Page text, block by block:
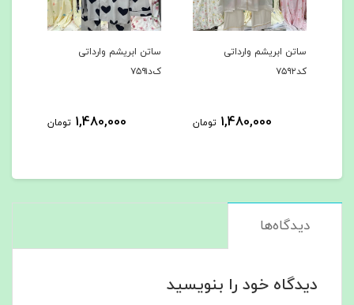
ساتن ابریشم وارداتی
1,480,000 تومان
ساتن ابریشم وارداتی
1,480,000 تومان
دیدگاه‌ها
دیدگاه خود را بنویسید